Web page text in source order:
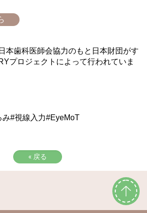
本歯科医師会協力のもと日本財団がす
プロジェクトによって行われていま
#視線入力#EyeMoT
« 戻る